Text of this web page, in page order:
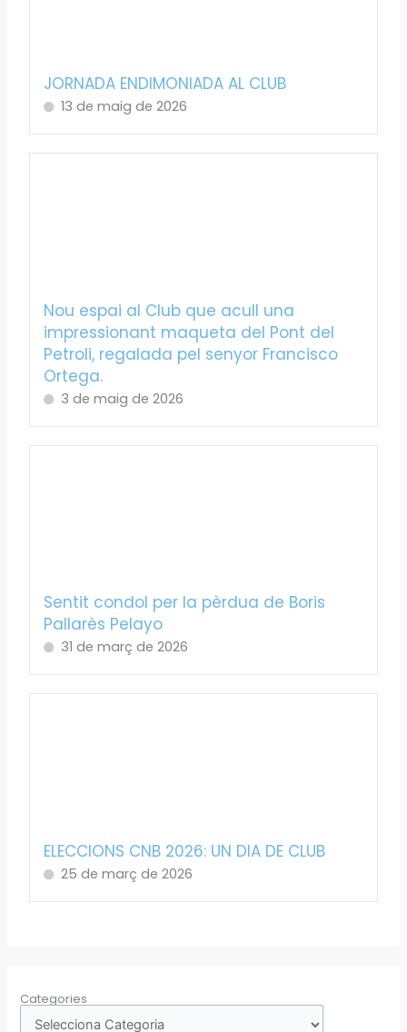
JORNADA ENDIMONIADA AL CLUB
13 de maig de 2026
Nou espai al Club que acull una
impressionant maqueta del Pont del
Petroli, regalada pel senyor Francisco
Ortega.
3 de maig de 2026
Sentit condol per la pèrdua de Boris
Pallarès Pelayo
31 de març de 2026
ELECCIONS CNB 2026: UN DIA DE CLUB
25 de març de 2026
Categories